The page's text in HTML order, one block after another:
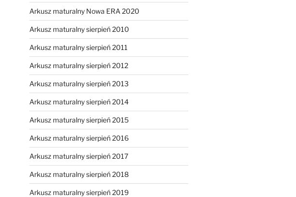
Arkusz maturalny Nowa ERA 2020
Arkusz maturalny sierpień 2010
Arkusz maturalny sierpień 2011
Arkusz maturalny sierpień 2012
Arkusz maturalny sierpień 2013
Arkusz maturalny sierpień 2014
Arkusz maturalny sierpień 2015
Arkusz maturalny sierpień 2016
Arkusz maturalny sierpień 2017
Arkusz maturalny sierpień 2018
Arkusz maturalny sierpień 2019